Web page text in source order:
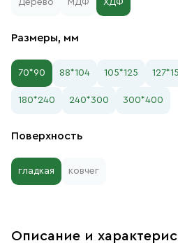
Дерево МДФ ХДФ
Размеры, мм
70*90 88*104 105*125
180*240 240*300 300*400
Поверхность
гладкая ковчег
Описание и